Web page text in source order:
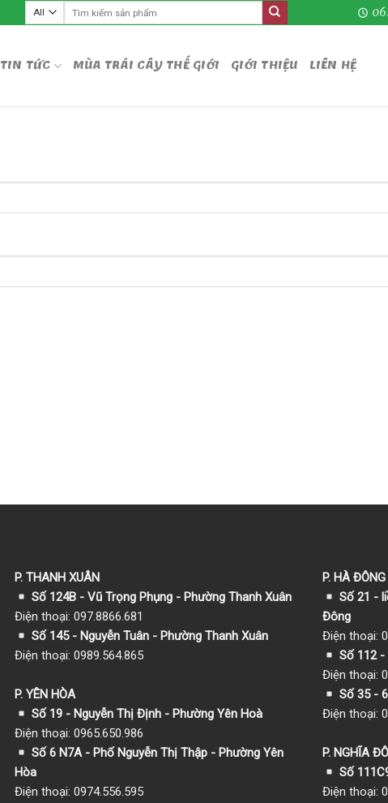
TIN TỨC MÙA TRÁI CÂY THẾ GIỚI GIỚI THIỆU LIÊN HỆ
P. THANH XUÂN
Số 124B - Vũ Trọng Phụng - Phường Thanh Xuân
Điện thoại: 097.8866.681
Số 145 - Nguyễn Tuân - Phường Thanh Xuân
Điện thoại: 0989.564.865
P. YÊN HÒA
Số 19 - Nguyễn Thị Định - Phường Yên Hoà
Điện thoại: 0965.650.986
Số 6 N7A - Phố Nguyễn Thị Thập - Phường Yên
Hòa
Điện thoại: 0974.556.595
P. HÀ ĐÔNG
Số 21 -
Đông
Điện thoại:
Số 112 -
Điện thoại:
Số 35 -
Điện thoại:
P. NGHĨA ĐÔ
Số
Điện thoại: